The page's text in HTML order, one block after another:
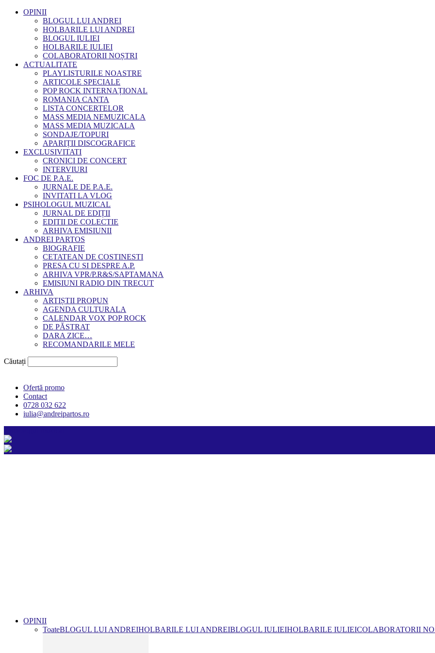
OPINII
BLOGUL LUI ANDREI
HOLBARILE LUI ANDREI
BLOGUL IULIEI
HOLBARILE IULIEI
COLABORATORII NOȘTRI
ACTUALITATE
PLAYLISTURILE NOASTRE
ARTICOLE SPECIALE
POP ROCK INTERNAȚIONAL
ROMANIA CANTA
LISTA CONCERTELOR
MASS MEDIA NEMUZICALA
MASS MEDIA MUZICALA
SONDAJE/TOPURI
APARIȚII DISCOGRAFICE
EXCLUSIVITATI
CRONICI DE CONCERT
INTERVIURI
FOC DE P.A.E.
JURNALE DE P.A.E.
INVITATI LA VLOG
PSIHOLOGUL MUZICAL
JURNAL DE EDIȚII
EDITII DE COLECTIE
ARHIVA EMISIUNII
ANDREI PARTOS
BIOGRAFIE
CETATEAN DE COSTINESTI
PRESA CU SI DESPRE A.P.
ARHIVA VPR/P.R&S/SAPTAMANA
EMISIUNI RADIO DIN TRECUT
ARHIVA
ARTIȘTII PROPUN
AGENDA CULTURALA
CALENDAR VOX POP ROCK
DE PĂSTRAT
DARA ZICE…
RECOMANDARILE MELE
Căutați
Ofertă promo
Contact
0728 032 622
iulia@andreipartos.ro
OPINII
ToateBLOGUL LUI ANDREIHOLBARILE LUI ANDREIBLOGUL IULIEIHOLBARILE IULIEICOLABORATORII